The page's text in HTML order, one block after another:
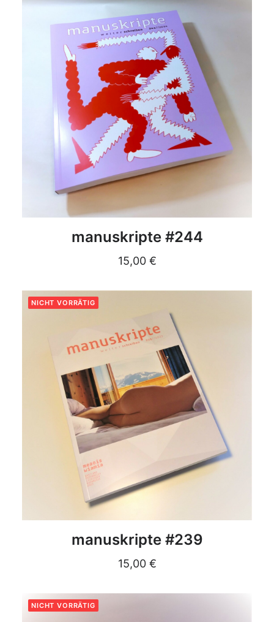
DETAILS
manuskripte #244
15,00 €
NICHT VORRÄTIG
DETAILS
manuskripte #239
15,00 €
NICHT VORRÄTIG